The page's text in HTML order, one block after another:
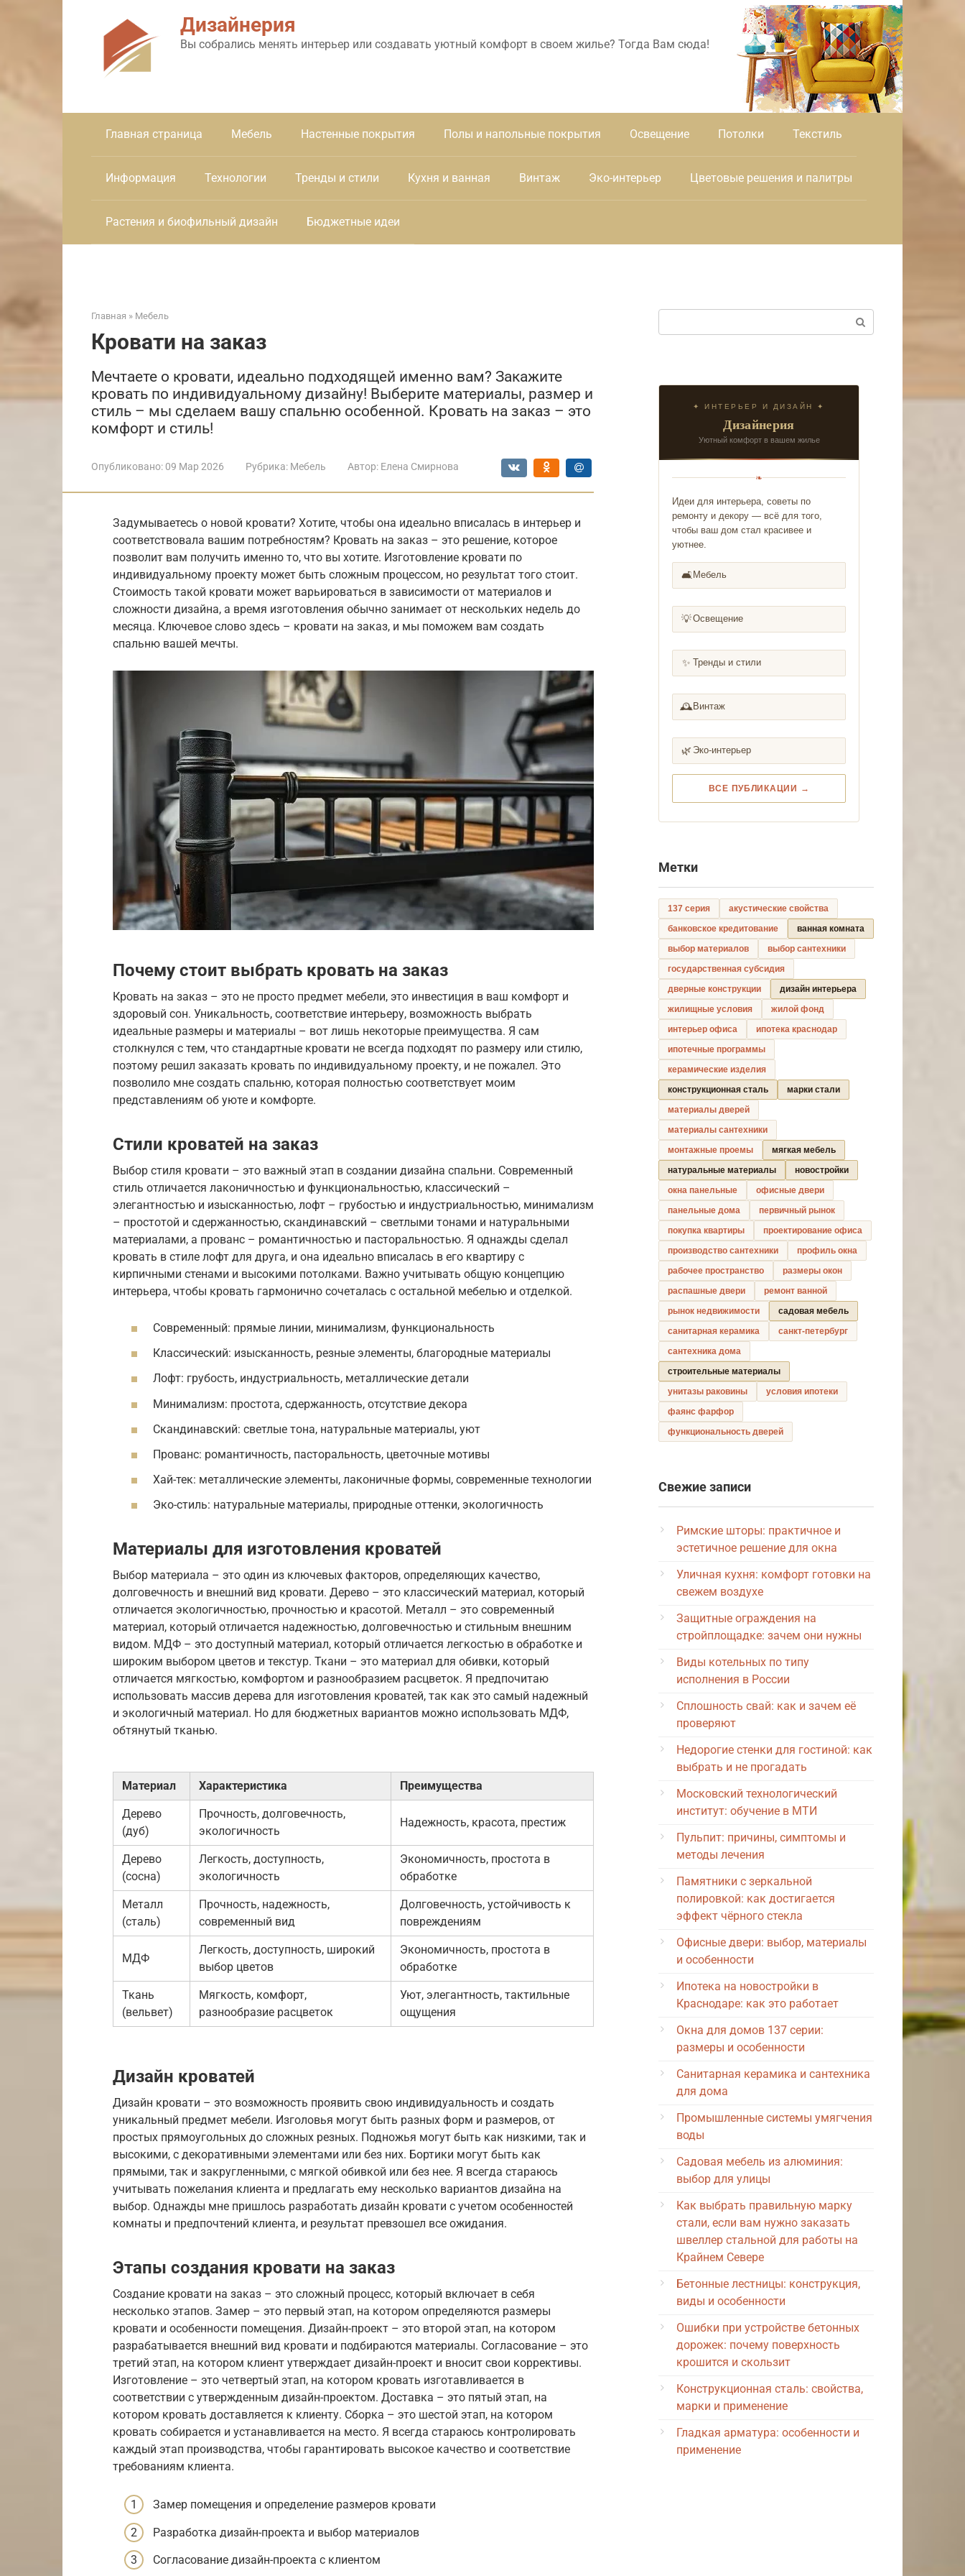
Дизайнерия
Вы собрались менять интерьер или создавать уютный комфорт в своем жилье? Тогда Вам сюда!
Главная страница Мебель Настенные покрытия Полы и напольные покрытия Освещение Потолки Текстиль
Информация Технологии Тренды и стили Кухня и ванная Винтаж Эко-интерьер Цветовые решения и палитры
Растения и биофильный дизайн Бюджетные идеи
Главная » Мебель
Кровати на заказ
Мечтаете о кровати, идеально подходящей именно вам? Закажите
кровать по индивидуальному дизайну! Выберите материалы, размер и
стиль – мы сделаем вашу спальню особенной. Кровать на заказ – это
комфорт и стиль!
Опубликовано: 09 Мар 2026 Рубрика: Мебель Автор: Елена Смирнова
Задумываетесь о новой кровати? Хотите, чтобы она идеально вписалась в интерьер и
соответствовала вашим потребностям? Кровать на заказ – это решение, которое
позволит вам получить именно то, что вы хотите. Изготовление кровати по
индивидуальному проекту может быть сложным процессом, но результат того стоит.
Стоимость такой кровати может варьироваться в зависимости от материалов и
сложности дизайна, а время изготовления обычно занимает от нескольких недель до
месяца. Ключевое слово здесь – кровати на заказ, и мы поможем вам создать
спальню вашей мечты.
Почему стоит выбрать кровать на заказ
Кровать на заказ – это не просто предмет мебели, это инвестиция в ваш комфорт и
здоровый сон. Уникальность, соответствие интерьеру, возможность выбрать
идеальные размеры и материалы – вот лишь некоторые преимущества. Я сам
столкнулся с тем, что стандартные кровати не всегда подходят по размеру или стилю,
поэтому решил заказать кровать по индивидуальному проекту, и не пожалел. Это
позволило мне создать спальню, которая полностью соответствует моим
представлениям об уюте и комфорте.
Стили кроватей на заказ
Выбор стиля кровати – это важный этап в создании дизайна спальни. Современный
стиль отличается лаконичностью и функциональностью, классический –
элегантностью и изысканностью, лофт – грубостью и индустриальностью, минимализм
– простотой и сдержанностью, скандинавский – светлыми тонами и натуральными
материалами, а прованс – романтичностью и пасторальностью. Я однажды сделал
кровать в стиле лофт для друга, и она идеально вписалась в его квартиру с
кирпичными стенами и высокими потолками. Важно учитывать общую концепцию
интерьера, чтобы кровать гармонично сочеталась с остальной мебелью и отделкой.
Современный: прямые линии, минимализм, функциональность
Классический: изысканность, резные элементы, благородные материалы
Лофт: грубость, индустриальность, металлические детали
Минимализм: простота, сдержанность, отсутствие декора
Скандинавский: светлые тона, натуральные материалы, уют
Прованс: романтичность, пасторальность, цветочные мотивы
Хай-тек: металлические элементы, лаконичные формы, современные технологии
Эко-стиль: натуральные материалы, природные оттенки, экологичность
Материалы для изготовления кроватей
Выбор материала – это один из ключевых факторов, определяющих качество,
долговечность и внешний вид кровати. Дерево – это классический материал, который
отличается экологичностью, прочностью и красотой. Металл – это современный
материал, который отличается надежностью, долговечностью и стильным внешним
видом. МДФ – это доступный материал, который отличается легкостью в обработке и
широким выбором цветов и текстур. Ткани – это материал для обивки, который
отличается мягкостью, комфортом и разнообразием расцветок. Я предпочитаю
использовать массив дерева для изготовления кроватей, так как это самый надежный
и экологичный материал. Но для бюджетных вариантов можно использовать МДФ,
обтянутый тканью.
Материал Характеристика Преимущества
Дерево
(дуб)
Прочность, долговечность,
экологичность
Надежность, красота, престиж
Дерево
(сосна)
Легкость, доступность,
экологичность
Экономичность, простота в
обработке
Металл
(сталь)
Прочность, надежность,
современный вид
Долговечность, устойчивость к
повреждениям
МДФ
Легкость, доступность, широкий
выбор цветов
Экономичность, простота в
обработке
Ткань
(вельвет)
Мягкость, комфорт,
разнообразие расцветок
Уют, элегантность, тактильные
ощущения
Дизайн кроватей
Дизайн кровати – это возможность проявить свою индивидуальность и создать
уникальный предмет мебели. Изголовья могут быть разных форм и размеров, от
простых прямоугольных до сложных резных. Подножья могут быть как низкими, так и
высокими, с декоративными элементами или без них. Бортики могут быть как
прямыми, так и закругленными, с мягкой обивкой или без нее. Я всегда стараюсь
учитывать пожелания клиента и предлагать ему несколько вариантов дизайна на
выбор. Однажды мне пришлось разработать дизайн кровати с учетом особенностей
комнаты и предпочтений клиента, и результат превзошел все ожидания.
Этапы создания кровати на заказ
Создание кровати на заказ – это сложный процесс, который включает в себя
несколько этапов. Замер – это первый этап, на котором определяются размеры
кровати и особенности помещения. Дизайн-проект – это второй этап, на котором
разрабатывается внешний вид кровати и подбираются материалы. Согласование – это
третий этап, на котором клиент утверждает дизайн-проект и вносит свои коррективы.
Изготовление – это четвертый этап, на котором кровать изготавливается в
соответствии с утвержденным дизайн-проектом. Доставка – это пятый этап, на
котором кровать доставляется к клиенту. Сборка – это шестой этап, на котором
кровать собирается и устанавливается на место. Я всегда стараюсь контролировать
каждый этап производства, чтобы гарантировать высокое качество и соответствие
требованиям клиента.
Замер помещения и определение размеров кровати
Разработка дизайн-проекта и выбор материалов
Согласование дизайн-проекта с клиентом
✦ ИНТЕРЬЕР И ДИЗАЙН ✦
Дизайнерия
Уютный комфорт в вашем жилье
❧
Идеи для интерьера, советы по
ремонту и декору — всё для того,
чтобы ваш дом стал красивее и
уютнее.
🛋️ Мебель
💡Освещение
✨ Тренды и стили
🕰️ Винтаж
🌿 Эко-интерьер
ВСЕ ПУБЛИКАЦИИ →
Метки
137 серия
акустические свойства
банковское кредитование
ванная комната
выбор материалов
выбор сантехники
государственная субсидия
дверные конструкции
дизайн интерьера
жилищные условия
жилой фонд
интерьер офиса
ипотека краснодар
ипотечные программы
керамические изделия
конструкционная сталь
марки стали
материалы дверей
материалы сантехники
монтажные проемы
мягкая мебель
натуральные материалы
новостройки
окна панельные
офисные двери
панельные дома
первичный рынок
покупка квартиры
проектирование офиса
производство сантехники
профиль окна
рабочее пространство
размеры окон
распашные двери
ремонт ванной
рынок недвижимости
садовая мебель
санитарная керамика
санкт-петербург
сантехника дома
строительные материалы
унитазы раковины
условия ипотеки
фаянс фарфор
функциональность дверей
Свежие записи
Римские шторы: практичное и
эстетичное решение для окна
Уличная кухня: комфорт готовки на
свежем воздухе
Защитные ограждения на
стройплощадке: зачем они нужны
Виды котельных по типу
исполнения в России
Сплошность свай: как и зачем её
проверяют
Недорогие стенки для гостиной: как
выбрать и не прогадать
Московский технологический
институт: обучение в МТИ
Пульпит: причины, симптомы и
методы лечения
Памятники с зеркальной
полировкой: как достигается
эффект чёрного стекла
Офисные двери: выбор, материалы
и особенности
Ипотека на новостройки в
Краснодаре: как это работает
Окна для домов 137 серии:
размеры и особенности
Санитарная керамика и сантехника
для дома
Промышленные системы умягчения
воды
Садовая мебель из алюминия:
выбор для улицы
Как выбрать правильную марку
стали, если вам нужно заказать
швеллер стальной для работы на
Крайнем Севере
Бетонные лестницы: конструкция,
виды и особенности
Ошибки при устройстве бетонных
дорожек: почему поверхность
крошится и скользит
Конструкционная сталь: свойства,
марки и применение
Гладкая арматура: особенности и
применение